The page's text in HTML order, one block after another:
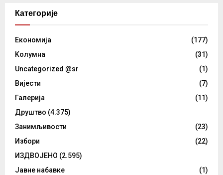
Категорије
Eкономија
(177)
Kолумнa
(31)
Uncategorized @sr
(1)
Вијести
(7)
Галерија
(11)
Друштво (4.375)
Занимљивости
(23)
Избори
(22)
ИЗДВОЈЕНО (2.595)
Јавне набавке
(1)